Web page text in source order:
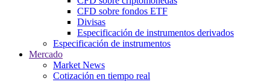
CFD sobre fondos ETF
Divisas
Especificación de instrumentos derivados
Especificación de instrumentos
Mercado
Market News
Cotización en tiempo real